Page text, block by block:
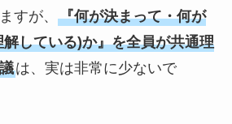
すが、 『何が決まって・何が
している)か』を全員が共通理
は、実は非常に少ないで